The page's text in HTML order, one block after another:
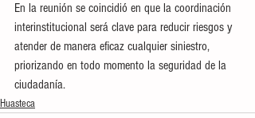
En la reunión se coincidió en que la coordinación
interinstitucional será clave para reducir riesgos y
atender de manera eficaz cualquier siniestro,
priorizando en todo momento la seguridad de la
ciudadanía.
Huasteca